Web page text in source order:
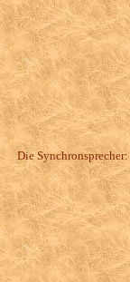
Die Synchronsprecher: